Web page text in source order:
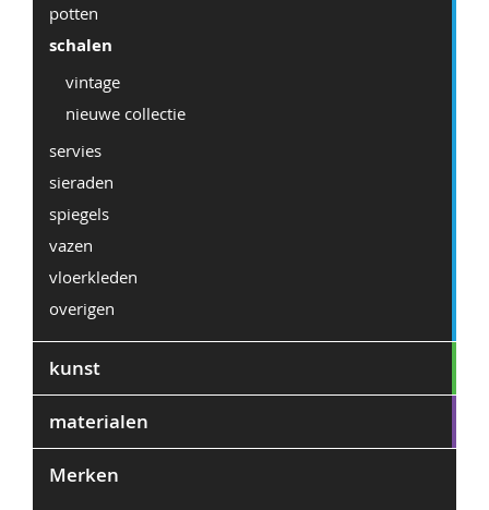
potten
schalen
vintage
nieuwe collectie
servies
sieraden
spiegels
vazen
vloerkleden
overigen
kunst
materialen
Merken